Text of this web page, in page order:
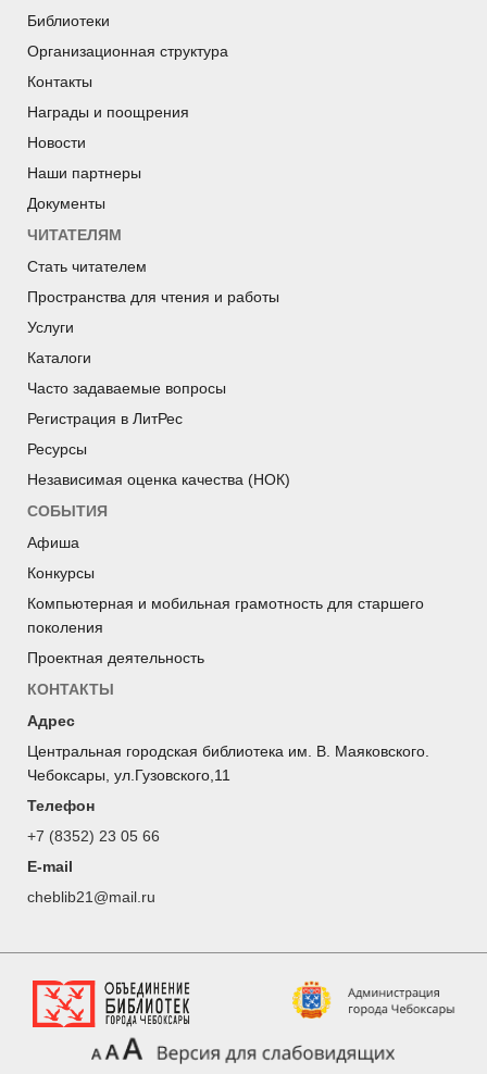
Библиотеки
Организационная структура
Контакты
Награды и поощрения
Новости
Наши партнеры
Документы
ЧИТАТЕЛЯМ
Стать читателем
Пространства для чтения и работы
Услуги
Каталоги
Часто задаваемые вопросы
Регистрация в ЛитРес
Ресурсы
Независимая оценка качества (НОК)
СОБЫТИЯ
Афиша
Конкурсы
Компьютерная и мобильная грамотность для старшего
поколения
Проектная деятельность
КОНТАКТЫ
Адрес
Центральная городская библиотека им. В. Маяковского.
Чебоксары, ул.Гузовского,11
Телефон
+7 (8352) 23 05 66
E-mail
cheblib21@mail.ru